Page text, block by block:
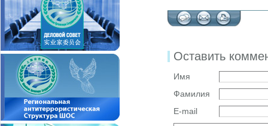
Оставить
Имя
Фамилия
E-mail